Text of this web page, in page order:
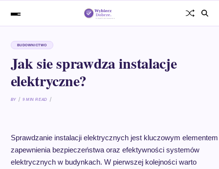
BUDOWNICTWO
Jak sie sprawdza instalacje
elektryczne?
BY 9 MIN READ
Sprawdzanie instalacji elektrycznych jest kluczowym elementem
zapewnienia bezpieczeństwa oraz efektywności systemów
elektrycznych w budynkach. W pierwszej kolejności warto